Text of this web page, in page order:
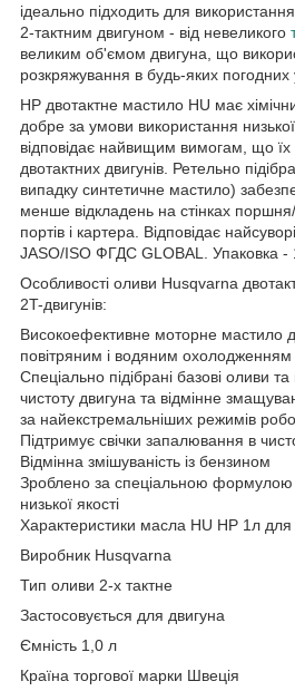
ідеально підходить для
2-тактним двигуном - від невеликого
великим об'ємом двигуна, що
розкряжування в будь-яких погодних
HP двотактне мастило HU має
добре за умови використання
відповідає найвищим вимогам, що
двотактних двигунів. Ретельно
випадку синтетичне мастило)
менше відкладень на стінках
портів і картера. Відповідає
JASO/ISO ФГДС GLOBAL. Упаковка -
Особливості оливи Husqvarna
2T-двигунів:
Високоефективне моторне мастило
повітряним і водяним охолодженням
Спеціально підібрані базові оливи
чистоту двигуна та відмінне
за найекстремальніших режимів
Підтримує свічки запалювання в
Відмінна змішуваність із бензином
Зроблено за спеціальною
низької якості
Характеристики масла HU HP 1л для
Виробник Husqvarna
Тип оливи 2-x тактне
Застосовується для двигуна
Ємність 1,0 л
Країна торгової марки Швеція